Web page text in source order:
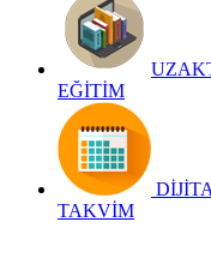
EĞİTİM
TAKVİM